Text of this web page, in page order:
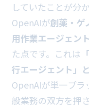
していたことが分
OpenAIが創薬・
用作業エージェン
た点です。これは
行エージェント」
OpenAIが単一プラ
般業務の双方を押